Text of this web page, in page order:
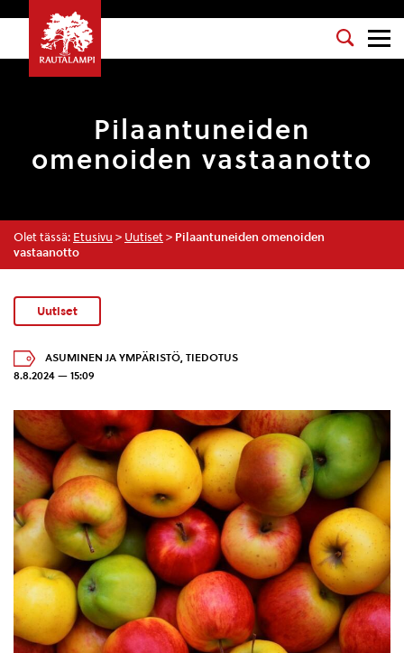
Pilaantuneiden
omenoiden vastaanotto
Olet tässä: Etusivu > Uutiset > Pilaantuneiden omenoiden
vastaanotto
Uutiset
ASUMINEN JA YMPÄRISTÖ, TIEDOTUS
8.8.2024 — 15:09